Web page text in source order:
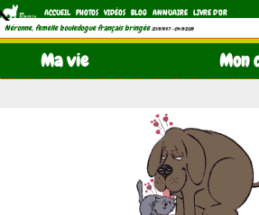
ACCUEIL PHOTOS VIDÉOS BLOG ANNUAIRE LIVRE D'OR
Néronne, femelle bouledogue français bringée (21/11/1997 - 04/11/2011)
Ma vie Mon